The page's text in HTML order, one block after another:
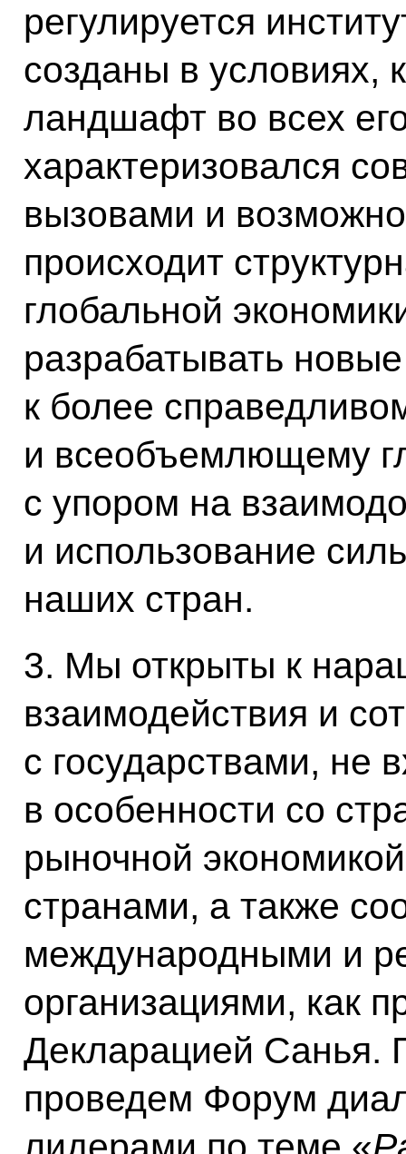
регулируется
созданы в условиях,
ландшафт во всех
характеризовался
вызовами и
происходит
глобальной
разрабатывать
к более
и всеобъемлющему
с упором на
и использование
наших стран.
3. Мы открыты к
взаимодействия и
с государствами,
в особенности со
рыночной
странами, а также
международными и
организациями, как
Декларацией
проведем Форум